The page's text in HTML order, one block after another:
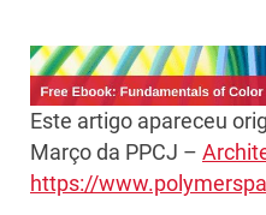
Este artigo apareceu
Março da PPCJ –
https://